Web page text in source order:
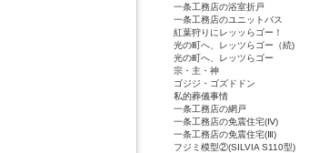
一条工務店の浴室折戸
一条工務店のユニットバス
紅葉狩りにレッッらゴー！
光の町へ、レッツらゴー（続)
光の町へ、レッツらゴー
宗・主・神
ゴジジ・ゴズドドン
私的葬儀事情
一条工務店の網戸
一条工務店の免震住宅(Ⅳ)
一条工務店の免震住宅(Ⅲ)
フジミ模型②(SILVIA S110型)